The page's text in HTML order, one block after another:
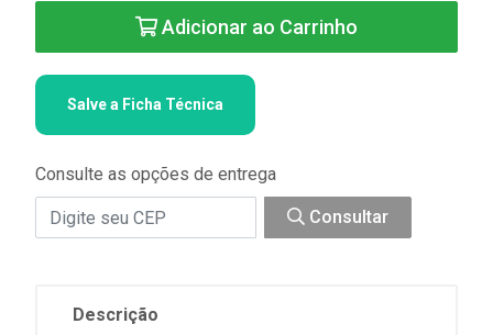
Adicionar ao Carrinho
Salve a Ficha Técnica
Consulte as opções de entrega
Consultar
Descrição